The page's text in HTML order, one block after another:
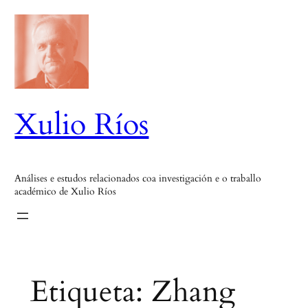
Saltar
contido
Xulio Ríos
Análises e estudos relacionados coa investigación e o traballo
académico de Xulio Ríos
Etiqueta: Zhang